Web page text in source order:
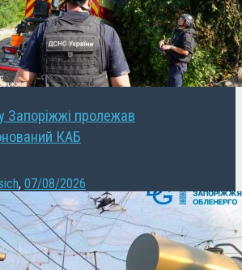
Запоріжжі пролежав
КАБ
, 07/08/2026